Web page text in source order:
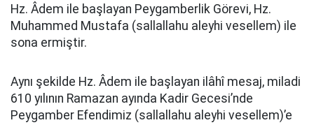
Hz. Âdem ile başlayan Peygamberlik Görevi, Hz.
Muhammed Mustafa (sallallahu aleyhi vesellem) ile
sona ermiştir.
Aynı şekilde Hz. Âdem ile başlayan ilâhî mesaj, miladi
610 yılının Ramazan ayında Kadir Gecesi’nde
Peygamber Efendimiz (sallallahu aleyhi vesellem)’e